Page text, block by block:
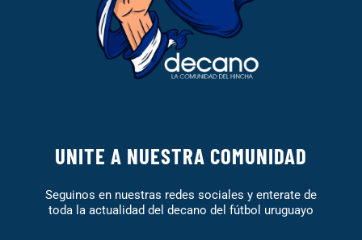
UNITE A NUESTRA COMUNIDAD
Seguinos en nuestras redes sociales y enterate de
toda la actualidad del decano del fútbol uruguayo